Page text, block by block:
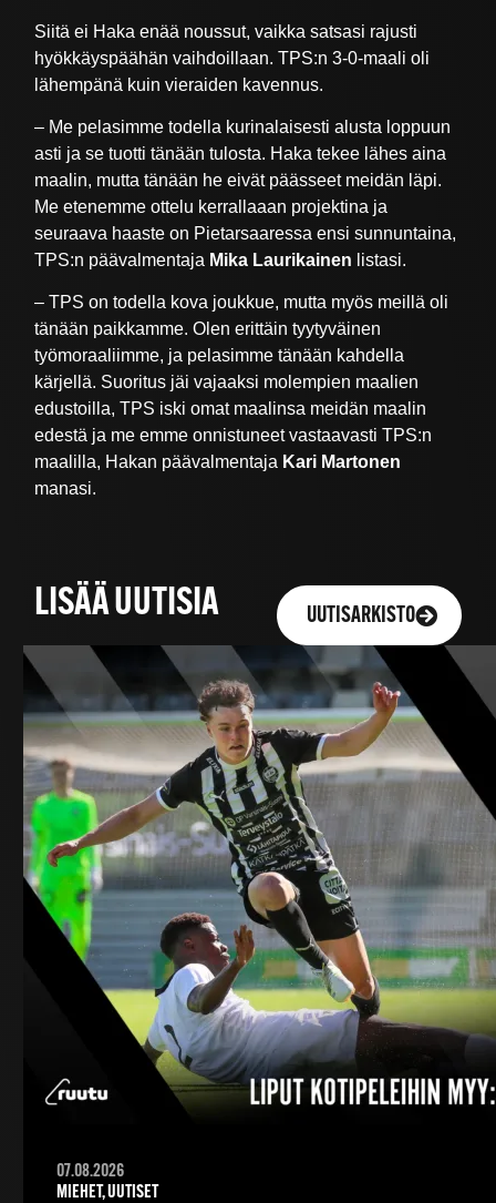
Siitä ei Haka enää noussut, vaikka satsasi rajusti
hyökkäyspäähän vaihdoillaan. TPS:n 3-0-maali oli
lähempänä kuin vieraiden kavennus.
– Me pelasimme todella kurinalaisesti alusta loppuun
asti ja se tuotti tänään tulosta. Haka tekee lähes aina
maalin, mutta tänään he eivät päässeet meidän läpi.
Me etenemme ottelu kerrallaaan projektina ja
seuraava haaste on Pietarsaaressa ensi sunnuntaina,
TPS:n päävalmentaja Mika Laurikainen listasi.
– TPS on todella kova joukkue, mutta myös meillä oli
tänään paikkamme. Olen erittäin tyytyväinen
työmoraaliimme, ja pelasimme tänään kahdella
kärjellä. Suoritus jäi vajaaksi molempien maalien
edustoilla, TPS iski omat maalinsa meidän maalin
edestä ja me emme onnistuneet vastaavasti TPS:n
maalilla, Hakan päävalmentaja Kari Martonen
manasi.
LISÄÄ UUTISIA UUTISARKISTO
07.08.2026
MIEHET, UUTISET